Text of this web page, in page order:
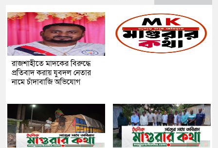
রাজশাহীতে মাদকের বিরুদ্ধে
প্রতিবাদ করায় যুবদল নেতার
নামে চাঁদাবাজি অভিযোগ